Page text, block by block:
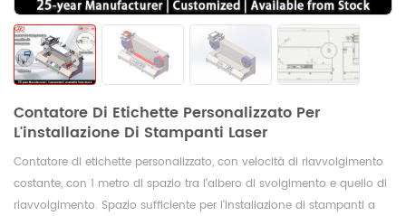
Contatore Di Etichette Personalizzato Per
L'installazione Di Stampanti Laser
Contatore di etichette personalizzato, con velocità di riavvolgimento
costante, con 1 metro di spazio tra l'albero di svolgimento e quello di
riavvolgimento. Spazio sufficiente per l'installazione di stampanti a